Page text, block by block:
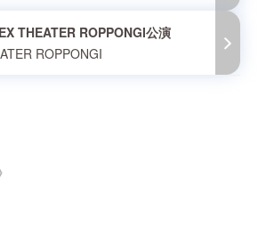
EX THEATER ROPPONGI公演
ROPPONGI